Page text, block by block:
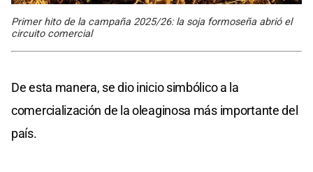
Primer hito de la campaña 2025/26: la soja formoseña abrió el
circuito comercial
De esta manera, se dio inicio simbólico a la
comercialización de la oleaginosa más importante del
país.